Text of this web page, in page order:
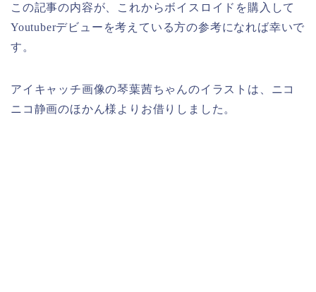
この記事の内容が、これからボイスロイドを購入して
Youtuberデビューを考えている方の参考になれば幸いで
す。
アイキャッチ画像の琴葉茜ちゃんのイラストは、ニコ
ニコ静画のほかん様よりお借りしました。